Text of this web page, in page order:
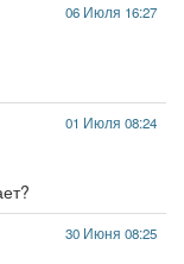
06 Июля 16:27
01 Июля 08:24
30 Июня 08:25